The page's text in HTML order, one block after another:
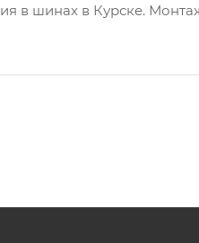
в шинах в Курске.